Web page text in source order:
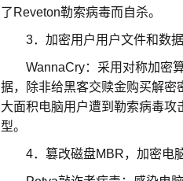
了Reveton勒索病毒而自杀。
3．加密用户用户文件和数据
WannaCry：采用对称加密算
据，除非给黑客交赎金购买解密
大面积电脑用户遭到勒索病毒
型。
4．篡改磁盘MBR，加密电脑